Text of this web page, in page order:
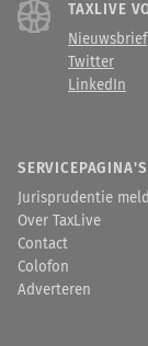
TAXLIVE
Nieuwsbrief
Twitter
LinkedIn
SERVICEPAGINA'S
Jurisprudentie
Over TaxLive
Contact
Colofon
Adverteren